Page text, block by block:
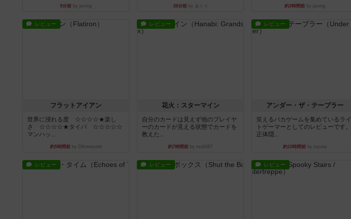
9分前 by jurong 38分前by あくり 約3時間前 by jurong
レビュー
フラットアイアン
世界に浸れる度 ☆☆☆☆★楽し
さ ☆☆☆☆★タイパ ☆☆☆☆☆
マンハッ...
約5時間前by DKnewyork
レビュー
花火：スターマイン
自分のカードは見えず他のプレイヤ
ーのカードが見える状態でカードを
教えた...
約7時間前 by mob567
レビュー
アンダー・ザ・テーブラー
笑えるバカゲームを集めているライ
トゲーマーとしてのレビューです。
正体隠...
約10時間前 by toyota
レビュー レビュー レビュー